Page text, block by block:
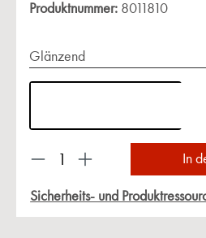
Produktnummer: 8011810
Glänzend
Produkt Anzahl: Gib In
Sicherheits- und